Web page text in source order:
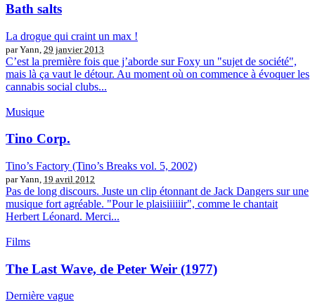
Bath salts
La drogue qui craint un max !
par Yann, 29 janvier 2013
C’est la première fois que j’aborde sur Foxy un "sujet de société",
mais là ça vaut le détour. Au moment où on commence à évoquer les
cannabis social clubs...
Musique
Tino Corp.
Tino’s Factory (Tino’s Breaks vol. 5, 2002)
par Yann, 19 avril 2012
Pas de long discours. Juste un clip étonnant de Jack Dangers sur une
musique fort agréable. "Pour le plaisiiiiiir", comme le chantait
Herbert Léonard. Merci...
Films
The Last Wave, de Peter Weir (1977)
Dernière vague